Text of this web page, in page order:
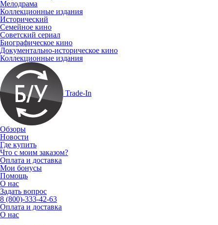
Мелодрама
Коллекционные издания
Исторический
Семейное кино
Советский сериал
Биографическое кино
Документально-историческое кино
Коллекционные издания
Trade-In
Обзоры
Новости
Где купить
Что с моим заказом?
Оплата и доставка
Мои бонусы
Помощь
О нас
Задать вопрос
8 (800)-333-42-63
Оплата и доставка
О нас